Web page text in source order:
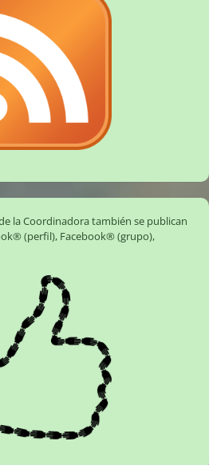
la Coordinadora también se publican
(perfil), Facebook® (grupo),